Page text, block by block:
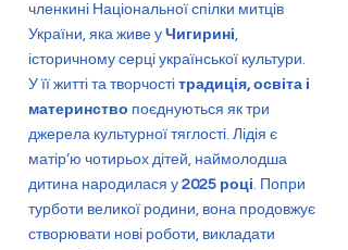
членкині Національної спілки митців
України, яка живе у Чигирині,
історичному серці української культури.
У її житті та творчості традиція, освіта і
материнство поєднуються як три
джерела культурної тяглості. Лідія є
матір’ю чотирьох дітей, наймолодша
дитина народилася у 2025 році. Попри
турботи великої родини, вона продовжує
створювати нові роботи, викладати